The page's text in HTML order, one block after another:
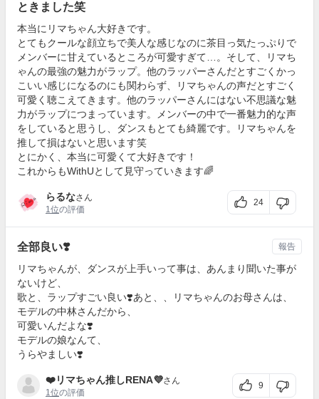
ときました笑
本当にリマちゃん大好きです。
とてもクールな顔立ちで美人な感じなのに茶目っ気たっぷりで
メンバーに甘えているところが可愛すぎて…。そして、リマち
ゃんの最強の魅力がラップ。他のラッパーさんだとすごくかっ
こいい感じになるのにも関わらず、リマちゃんの声だとすごく
可愛く聴こえてきます。他のラッパーさんにはない不思議な魅
力がラップにつまっています。メンバーの中で一番魅力的な声
をしていると思うし、ダンスもとても綺麗です。リマちゃんを
推して損はないと思います笑
とにかく、本当に可愛くて大好きです！
これからもWithUとして見守っていきます🌈
らるなさん
1位の評価
24
全部良い❣️
リマちゃんが、ダンスが上手いって事は、あんまり聞いた事が
ないけど、
歌と、ラップすごい良い❣️あと、、リマちゃんのお母さんは、
モデルの中林さんだから、
可愛いんだよな❣️
モデルの娘なんて、
うらやましい❣️
❤️リマちゃん推しRENA💜さん
1位の評価
9
報告